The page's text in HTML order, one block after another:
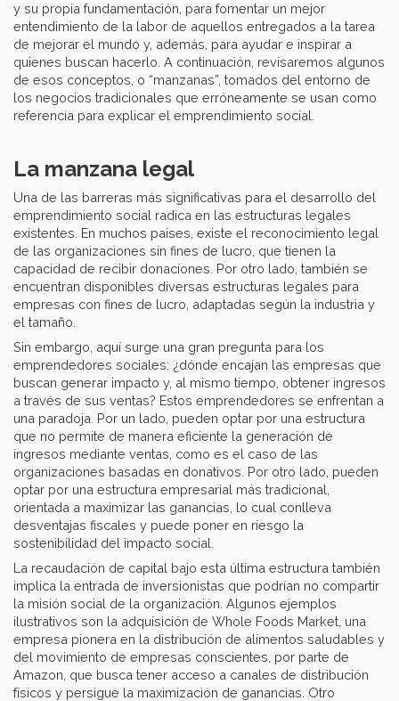
y su propia fundamentación, para fomentar un mejor
entendimiento de la labor de aquellos entregados a la tarea
de mejorar el mundo y, además, para ayudar e inspirar a
quienes buscan hacerlo. A continuación, revisaremos algunos
de esos conceptos, o “manzanas”, tomados del entorno de
los negocios tradicionales que erróneamente se usan como
referencia para explicar el emprendimiento social.
La manzana legal
Una de las barreras más significativas para el desarrollo del
emprendimiento social radica en las estructuras legales
existentes. En muchos países, existe el reconocimiento legal
de las organizaciones sin fines de lucro, que tienen la
capacidad de recibir donaciones. Por otro lado, también se
encuentran disponibles diversas estructuras legales para
empresas con fines de lucro, adaptadas según la industria y
el tamaño.
Sin embargo, aquí surge una gran pregunta para los
emprendedores sociales: ¿dónde encajan las empresas que
buscan generar impacto y, al mismo tiempo, obtener ingresos
a través de sus ventas? Estos emprendedores se enfrentan a
una paradoja. Por un lado, pueden optar por una estructura
que no permite de manera eficiente la generación de
ingresos mediante ventas, como es el caso de las
organizaciones basadas en donativos. Por otro lado, pueden
optar por una estructura empresarial más tradicional,
orientada a maximizar las ganancias, lo cual conlleva
desventajas fiscales y puede poner en riesgo la
sostenibilidad del impacto social.
La recaudación de capital bajo esta última estructura también
implica la entrada de inversionistas que podrían no compartir
la misión social de la organización. Algunos ejemplos
ilustrativos son la adquisición de Whole Foods Market, una
empresa pionera en la distribución de alimentos saludables y
del movimiento de empresas conscientes, por parte de
Amazon, que busca tener acceso a canales de distribución
físicos y persigue la maximización de ganancias. Otro